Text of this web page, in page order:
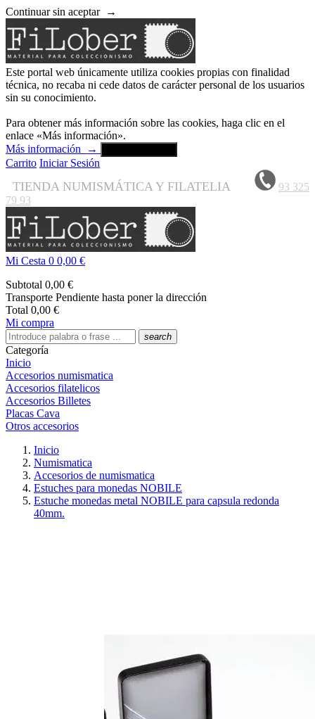
Continuar sin aceptar →
Este portal web únicamente utiliza cookies propias con finalidad
técnica, no recaba ni cede datos de carácter personal de los usuarios
sin su conocimiento.
Para obtener más información sobre las cookies, haga clic en el
enlace «Más información».
Más información
→
Carrito Iniciar Sesión
TIENDA NUMISMÁTICA Y FILATELIA
93 325
79 93
Mi Cesta 0 0,00 €
Subtotal 0,00 €
Transporte Pendiente hasta poner la dirección
Total 0,00 €
Mi compra
search
Categoría
Inicio
Accesorios numismatica
Accesorios filatelicos
Accesorios Billetes
Placas Cava
Otros accesorios
Inicio
Numismatica
Accesorios de numismatica
Estuches para monedas NOBILE
Estuche monedas metal NOBILE para capsula redonda
40mm.